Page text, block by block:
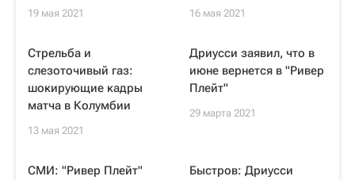
19 мая 2021 16 мая 2021
Стрельба и
слезоточивый газ:
шокирующие кадры
матча в Колумбии
13 мая 2021
Дриусси заявил, что в
июне вернется в "Ривер
Плейт"
29 марта 2021
СМИ: "Ривер Плейт"
Быстров: Дриусси